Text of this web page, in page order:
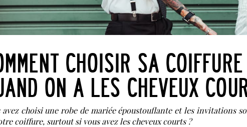
CHOISIR SA
ON A LES CHEVEUX
avez choisi une robe de mariée époustouflante et les invitations
coiffure, surtout si vous avez les cheveux courts ?